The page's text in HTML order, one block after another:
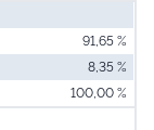
91,65 %
8,35 %
100,00 %